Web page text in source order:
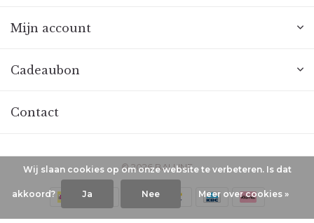
Mijn account
Cadeaubon
Contact
© 2026 BALUNE
Wij slaan cookies op om onze website te verbeteren. Is dat
akkoord? Ja Nee Meer over cookies »